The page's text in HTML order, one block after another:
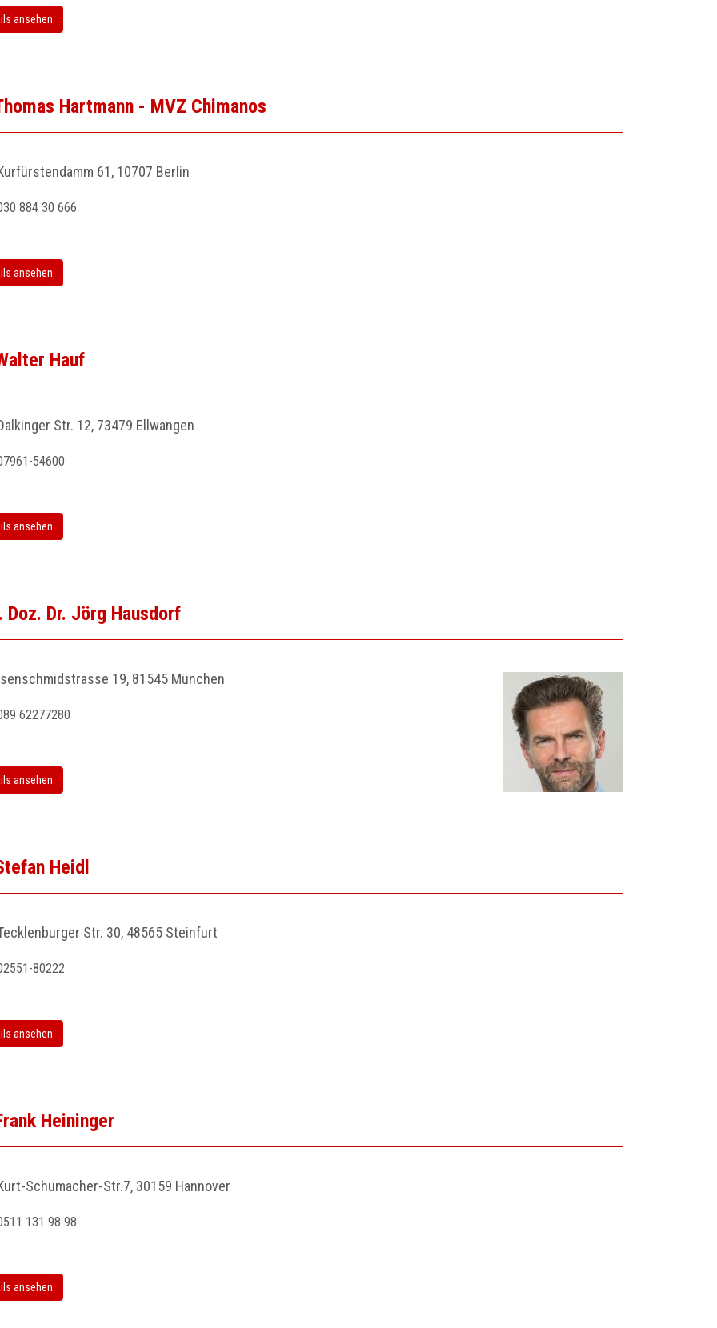
ansehen
Hartmann - MVZ Chimanos
61, 10707 Berlin
884 30 666
ansehen
Hauf
Str. 12, 73479 Ellwangen
54600
ansehen
Doz. Dr. Jörg Hausdorf
19, 81545 München
62277280
ansehen
Heidl
Str. 30, 48565 Steinfurt
80222
ansehen
Heininger
Schumacher-Str.7, 30159 Hannover
131 98 98
ansehen